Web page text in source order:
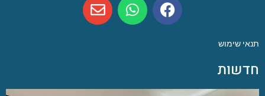
תנאי שימוש
חדשות